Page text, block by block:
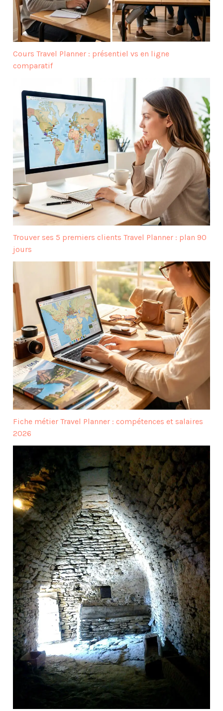
Cours Travel Planner : présentiel vs en ligne
comparatif
Trouver ses 5 premiers clients Travel Planner : plan 90
jours
Fiche métier Travel Planner : compétences et salaires
2026